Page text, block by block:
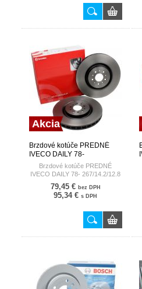
Akcia
Brzdové kotúče PREDNÉ
IVECO DAILY 78-
267/14.2/12.8 BREMBO
Brzdové kotúče PREDNÉ
IVECO DAILY 78- 267/14.2/12.8
79,45 € bez DPH
95,34 € s DPH